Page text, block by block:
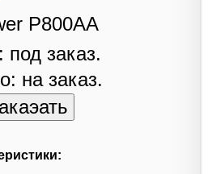
под заказ.
на заказ.